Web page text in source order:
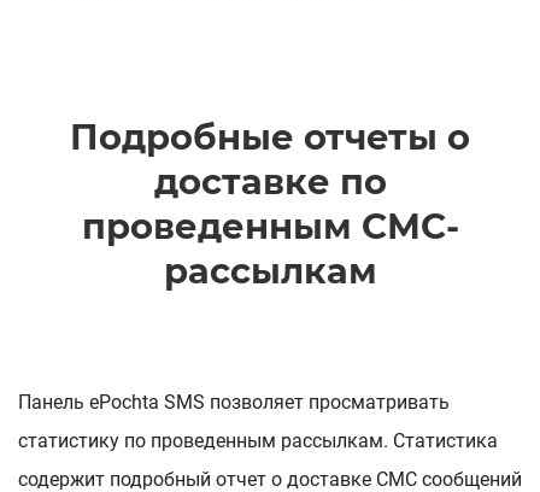
Подробные отчеты о
доставке по
проведенным СМС-
рассылкам
Панель ePochta SMS позволяет просматривать
статистику по проведенным рассылкам. Статистика
содержит подробный отчет о доставке СМС сообщений